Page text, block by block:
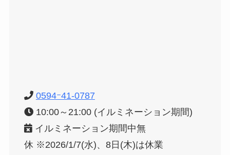
0594ｰ41-0787
10:00～21:00 (イルミネーション期間)
イルミネーション期間中無
休 ※2026/1/7(水)、8日(木)は休業